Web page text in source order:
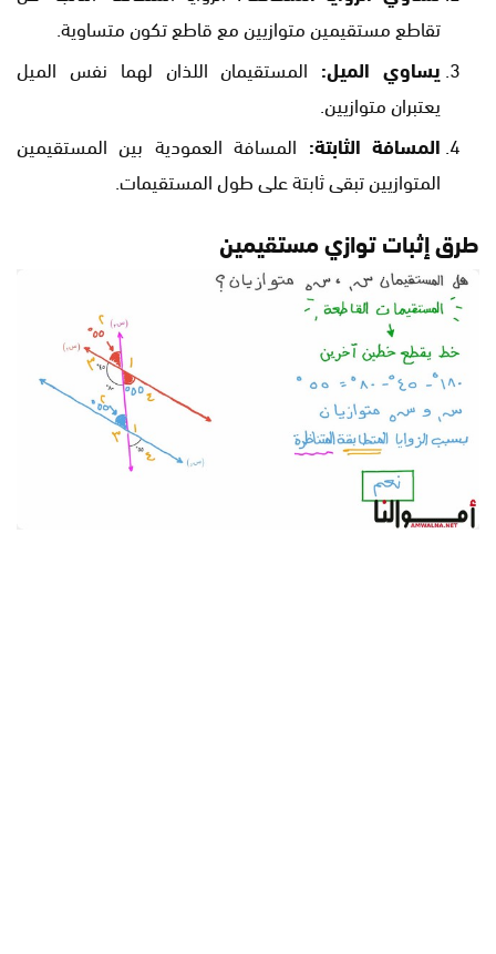
تقاطع مستقيمين متوازيين مع قاطع تكون متساوية.
يساوي الميل: المستقيمان اللذان لهما نفس الميل
يعتبران متوازيين.
المسافة الثابتة: المسافة العمودية بين المستقيمين
المتوازيين تبقى ثابتة على طول المستقيمات.
طرق إثبات توازي مستقيمين